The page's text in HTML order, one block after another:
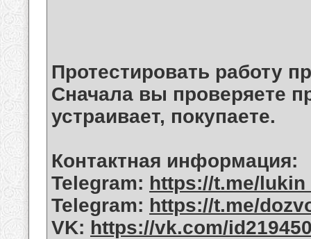
Протестировать работу
Сначала вы проверяете
устраивает, покупаете.
Контактная информация:
Telegram: https://t.me/
Telegram: https://t.me/
VK: https://vk.com/